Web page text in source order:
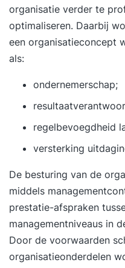
organisatie verder te
optimaliseren. Daarbij
een organisatieconcept
als:
ondernemerschap;
regelbevoegdheid
versterking
De besturing van de
middels
prestatie-afspraken
managementniveaus in
Door de voorwaarden
organisatieonderdelen